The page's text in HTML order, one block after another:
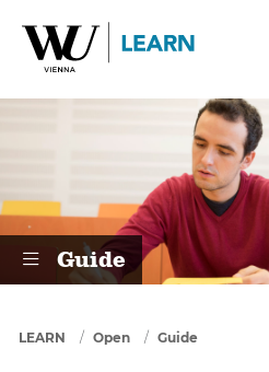
Guide
You are here
LEARN Open Guide